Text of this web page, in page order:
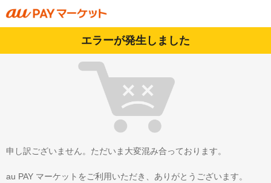
エラーが発生しました
申し訳ございません。ただいま大変混み合っております。
au PAY マーケットをご利用いただき、ありがとうございます。